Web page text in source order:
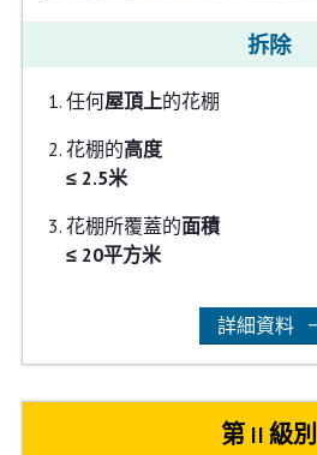
拆除
任何屋頂上的花棚
花棚的高度
≤ 2.5米
花棚所覆蓋的面積
≤ 20平方米
詳細資料
第 II 級別